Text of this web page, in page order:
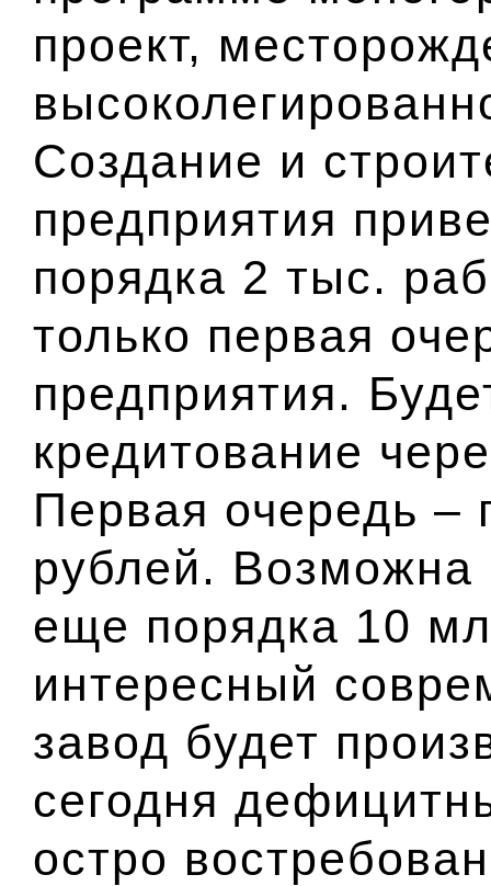
проект,
Создание и
предприятия
порядка 2 тыс.
только первая
предприятия.
кредитование
Первая очередь –
рублей. Возможна
еще порядка 10
интересный
завод будет
сегодня
остро